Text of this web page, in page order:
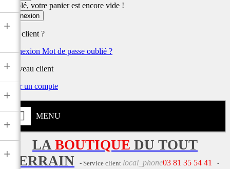
...
Désolé, votre panier est encore vide !
Connexion
Déjà client ?
Connexion Mot de passe oublié ?
Nouveau client
Créer un compte
MENU
+
+
+
+
+
LA BOUTIQUE DU TOUT
TERRAIN
- Service client local_phone03 81 35 54 41
-